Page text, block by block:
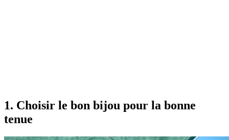
1. Choisir le bon bijou pour la bonne
tenue